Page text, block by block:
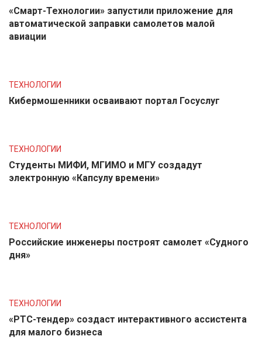
«Смарт-Технологии» запустили приложение для
автоматической заправки самолетов малой
авиации
ТЕХНОЛОГИИ
Кибермошенники осваивают портал Госуслуг
ТЕХНОЛОГИИ
Студенты МИФИ, МГИМО и МГУ создадут
электронную «Капсулу времени»
ТЕХНОЛОГИИ
Российские инженеры построят самолет «Судного
дня»
ТЕХНОЛОГИИ
«РТС-тендер» создаст интерактивного ассистента
для малого бизнеса